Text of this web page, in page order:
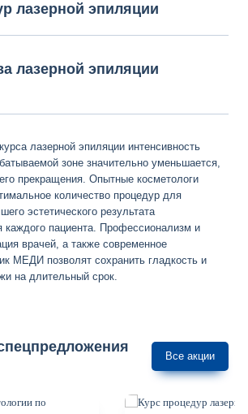
лазерной эпиляции
лазерной эпиляции
лазерной эпиляции интенсивность
зоне значительно уменьшается,
прекращения. Опытные косметологи
количество процедур для
эстетического результата
каждого пациента. Профессионализм и
врачей, а также современное
МЕДИ позволят сохранить гладкость и
на длительный срок.
Все акции